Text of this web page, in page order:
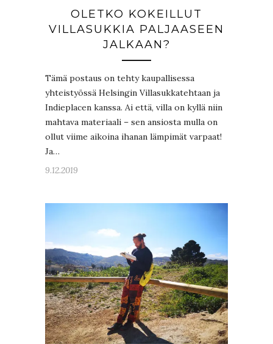
OLETKO KOKEILLUT
VILLASUKKIA PALJAASEEN
JALKAAN?
Tämä postaus on tehty kaupallisessa
yhteistyössä Helsingin Villasukkatehtaan ja
Indieplacen kanssa. Ai että, villa on kyllä niin
mahtava materiaali – sen ansiosta mulla on
ollut viime aikoina ihanan lämpimät varpaat!
Ja…
9.12.2019